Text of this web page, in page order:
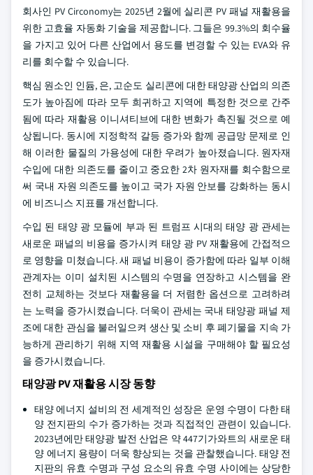
회사인 PV Circonomy는 2025년 2월에 실리콘 PV 패널 재활용을
위한 고효율 자동화 기술을 제공합니다. 그들은 99.3%의 회수율
을 가지고 있어 다른 산업에서 용도를 변경할 수 있는 EVA와 유
리를 회수할 수 있습니다.
핵심 원소인 인듐, 은, 고순도 실리콘에 대한 태양광 산업의 의존
도가 높아짐에 따라 모두 희귀하고 지역에 특정한 것으로 간주
됨에 따라 재활용 이니셔티브에 대한 변화가 촉진될 것으로 예
상됩니다. 동시에 지정학적 갈등 증가와 함께 공급망 문제로 인
해 이러한 물질의 가용성에 대한 우려가 높아졌습니다. 원자재
수입에 대한 의존도를 줄이고 중요한 2차 원자재를 회수함으로
써 국내 자원 의존도를 높이고 국가 자원 안보를 강화하는 동시
에 비즈니스 지표를 개선합니다.
수입 된 태양 광 모듈에 부과 된 트럼프 시대의 태양 광 관세는
새로운 패널의 비용을 증가시켜 태양 광 PV 재활용에 간접적으
로 영향을 미쳤습니다. 새 패널 비용이 증가함에 따라 일부 이해
관계자는 이미 설치된 시스템의 수명을 연장하고 시스템을 완
전히 교체하는 것보다 재활용을 더 저렴한 옵션으로 고려하려
는 노력을 증가시켰습니다. 더욱이 관세는 국내 태양광 패널 제
조에 대한 관심을 불러일으켜 생산 및 소비 후 폐기물을 지속 가
능하게 관리하기 위해 지역 재활용 시설을 구매해야 할 필요성
을 증가시켰습니다.
태양광 PV 재활용 시장 동향
태양 에너지 설비의 전 세계적인 성장은 운영 수명이 다한 태
양 전지판의 수가 증가하는 것과 직접적인 관련이 있습니다.
2023년에만 태양광 발전 산업은 약 447기가와트의 새로운 태
양 에너지 용량이 더욱 향상되는 것을 관찰했습니다. 태양 전
지판의 유효 수명과 구성 요소의 유효 수명 사이에는 상당한